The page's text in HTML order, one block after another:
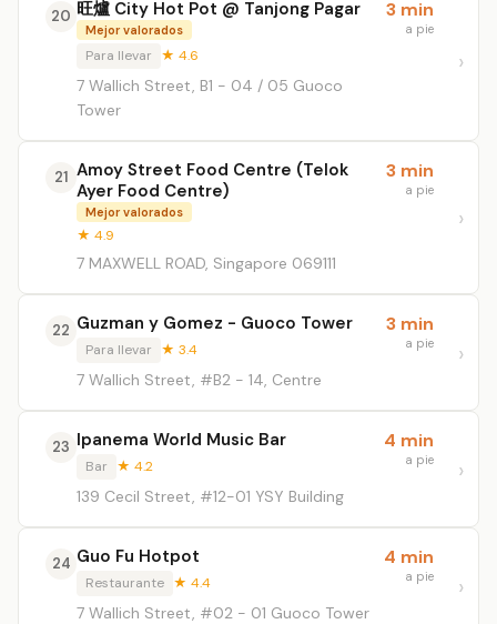
20 旺爐 City Hot Pot @ Tanjong Pagar
Mejor valorados
Para llevar ★ 4.6
7 Wallich Street, B1 - 04 / 05 Guoco
Tower
3 min
a pie
21 Amoy Street Food Centre (Telok
Ayer Food Centre)
Mejor valorados
★ 4.9
7 MAXWELL ROAD, Singapore 069111
3 min
a pie
22 Guzman y Gomez - Guoco Tower
Para llevar ★ 3.4
7 Wallich Street, #B2 - 14, Centre
3 min
a pie
23 Ipanema World Music Bar
Bar ★ 4.2
139 Cecil Street, #12-01 YSY Building
4 min
a pie
24 Guo Fu Hotpot
Restaurante ★ 4.4
7 Wallich Street, #02 - 01 Guoco Tower
4 min
a pie